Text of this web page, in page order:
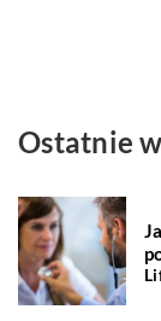
Ostatnie